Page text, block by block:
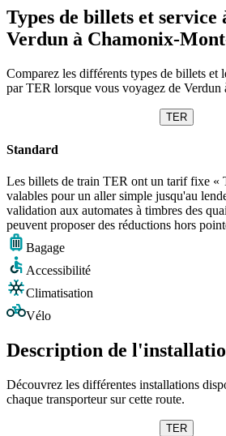
Types de billets et service
Verdun à Chamonix-
Comparez les différents types de billets et
par TER lorsque vous voyagez de
TER
Standard
Les billets de train TER ont un tarif fixe «
valables pour un aller simple jusqu'au
validation aux automates à timbres des
peuvent proposer des réductions hors
Bagage
Accessibilité
Climatisation
Vélo
Description de
Découvrez les différentes installations
chaque transporteur sur cette route.
TER